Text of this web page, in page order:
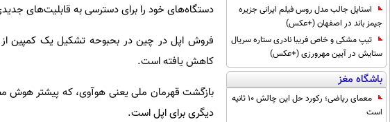
استایل جالب مدل روس فیلم ایرانی جزیره
جیمز باند در اصفهان (+عکس)
تیپ مشکی و خاص فریبا نادری ستاره سریال
ستایش در آیین مهرورزی (+عکس)
باشگاه مغز
معمای ریاضی؛ رکورد حل این چالش 10 ثانیه
است
دستگاه‌های خود را برای دسترسی به قابلیت‌های
فروش اپل در چین در بحبوحه تشکیل یک کمپین از
کاهش یافته است.
بازگشت قهرمان ملی یعنی هوآوی، که پیشتر هوش
دیگری برای اپل است.